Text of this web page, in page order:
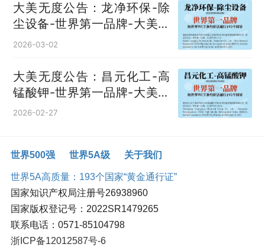
大美无度公告：龙净环保-除
尘设备‌-世界第一品牌-大美无
度评价通193国
2026-03-02
大美无度公告：昌元化工-高
锰酸钾‌-世界第一品牌-大美无
度评价通193国
2026-02-27
世界500强 世界5A级 关于我们
世界5A高质量：193个国家“黄金通行证”
国家知识产权局注册号26938960
国家版权登记号：2022SR1479265
联系电话：0571-85104798
浙ICP备12012587号-6